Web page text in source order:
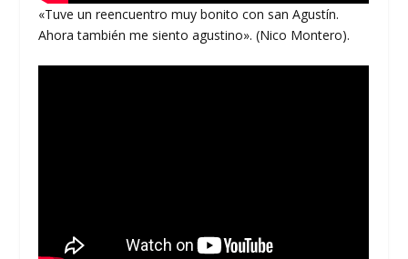
«Tuve un reencuentro muy bonito con san Agustín.
Ahora también me siento agustino». (Nico Montero).